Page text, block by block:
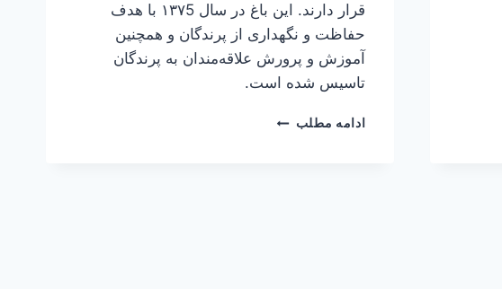
قرار دارند. این باغ در سال ۱۳۷5 با هدف
حفاظت و نگهداری از پرندگان و همچنین
آموزش و پرورش علاقه‌مندان به پرندگان
تاسیس شده است.
ادامه مطلب باغ